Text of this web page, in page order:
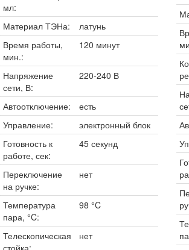
мл:
Материал ТЭНа:
латунь
Время работы,
мин.:
120 минут
Напряжение
сети, В:
220-240 В
Автоотключение:
есть
Управление:
электронный блок
Готовность к
работе, сек:
45 секунд
Переключение
на ручке:
нет
Температура
пара, °C:
98 °C
Телескопическая
стойка:
нет